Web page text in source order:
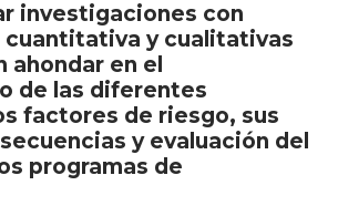
investigaciones con
y cualitativas
ahondar en el
de las diferentes
factores de riesgo, sus
y evaluación del
programas de